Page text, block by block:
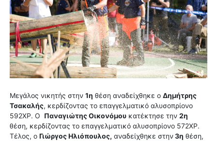
Μεγάλος νικητής στην 1η θέση αναδείχθηκε ο Δημήτρης
Τσακαλής, κερδίζοντας το επαγγελματικό αλυσοπρίονο
592XP. Ο Παναγιώτης Οικονόμου κατέκτησε την 2η
θέση, κερδίζοντας το επαγγελματικό αλυσοπρίονο 572XP.
Τέλος, ο Γιώργος Ηλιόπουλος, αναδείχθηκε στην3η θέση,